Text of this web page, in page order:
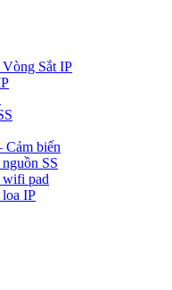
Sắt IP
Cảm biến
SS
wifi pad
loa IP